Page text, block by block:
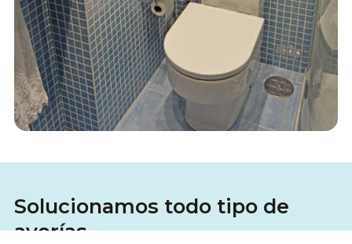
Solucionamos todo tipo de
averías